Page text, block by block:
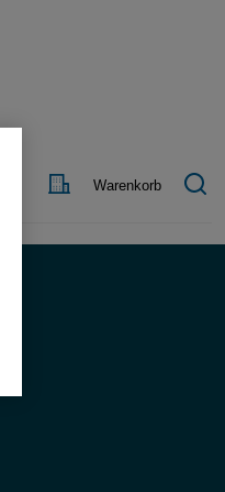
Kontakt Warenkorb